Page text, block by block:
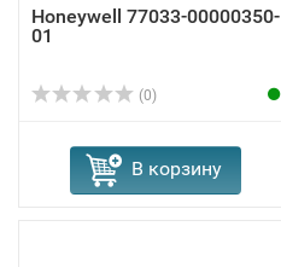
Honeywell 77033-00000350-
01
(0)
В корзину